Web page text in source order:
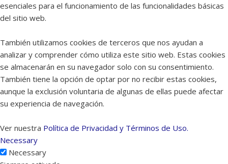
esenciales para el funcionamiento de las funcionalidades básicas
del sitio web.
También utilizamos cookies de terceros que nos ayudan a
analizar y comprender cómo utiliza este sitio web. Estas cookies
se almacenarán en su navegador solo con su consentimiento.
También tiene la opción de optar por no recibir estas cookies,
aunque la exclusión voluntaria de algunas de ellas puede afectar
su experiencia de navegación.
Ver nuestra Política de Privacidad y Términos de Uso.
Necessary
Necessary